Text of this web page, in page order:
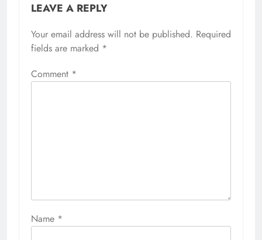
LEAVE A REPLY
Your email address will not be published. Required
fields are marked *
Comment *
Name *